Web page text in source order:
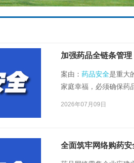
加强药品全链条管理
案由： 药品安全是重大
家庭幸福，必须确保药
2026年07月09日
全面筑牢网络购药安